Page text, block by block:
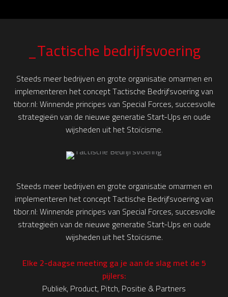
_Tactische bedrijfsvoering
Steeds meer bedrijven en grote organisatie omarmen en
implementeren het concept Tactische Bedrijfsvoering van
tibor.nl: Winnende principes van Special Forces, succesvolle
strategieën van de nieuwe generatie Start-Ups en oude
wijsheden uit het Stoïcisme.
Steeds meer bedrijven en grote organisatie omarmen en
implementeren het concept Tactische Bedrijfsvoering van
tibor.nl: Winnende principes van Special Forces, succesvolle
strategieën van de nieuwe generatie Start-Ups en oude
wijsheden uit het Stoïcisme.
Elke 2-daagse meeting ga je aan de slag met de 5
pijlers:
Publiek, Product, Pitch, Positie & Partners